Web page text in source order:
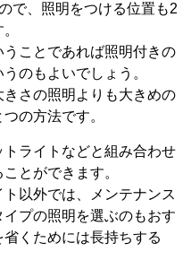
で、照明をつける位置も2
ことであれば照明付きの
のもよいでしょう。
さの照明よりも大きめの
の方法です。
ライトなどと組み合わせ
とができます。
以外では、メンテナンス
プの照明を選ぶのもおす
くためには長持ちする